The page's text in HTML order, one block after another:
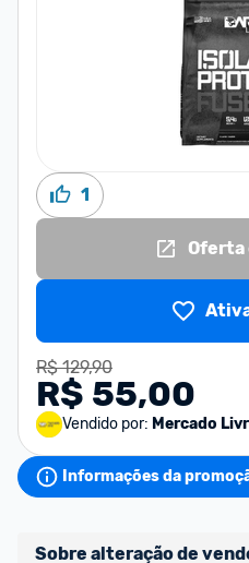
1
Oferta
R$ 129,90
R$ 55,00
Vendido por: Mercado
Informações da
Sobre alteração de